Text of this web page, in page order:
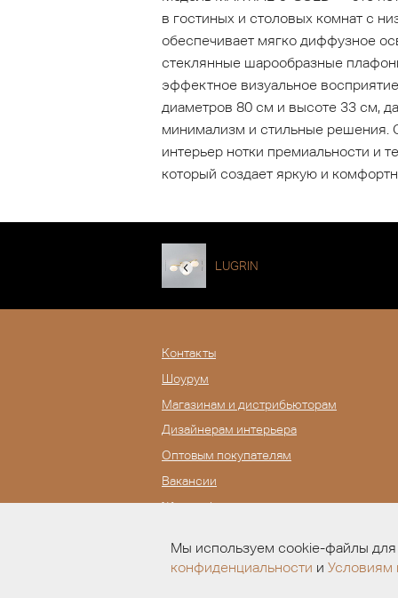
Мы используем cookie-файлы для
конфиденциальности и Условиям
в гостиных и столовых комнат с
обеспечивает мягко диффузное
стеклянные шарообразные
эффектное визуальное
диаметров 80 см и высоте 33 см,
минимализм и стильные решения.
интерьер нотки премиальности и
который создает яркую и
LUGRIN
Контакты
Шоурум
Магазинам и дистрибьюторам
Дизайнерам интерьера
Оптовым покупателям
Вакансии
Журнал Lampatron